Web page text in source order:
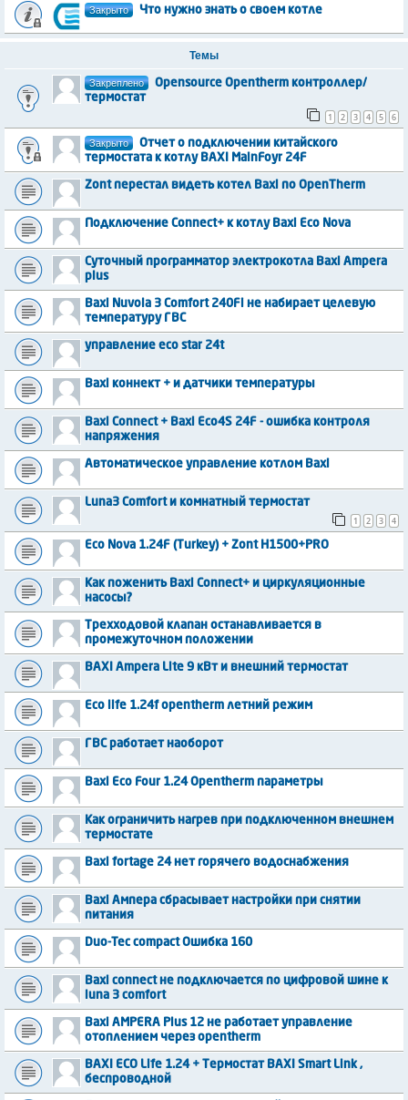
Закрыто Что нужно знать о своем котле
Темы
Закреплено
Opensource Opentherm контроллер/
термостат
1
2 3 4 5 6
Закрыто
Отчет о подключении китайского
термостата к котлу BAXI MainFoyr 24F
Zont перестал видеть котел Baxi по OpenTherm
Подключение Connect+ к котлу Baxi Eco Nova
Суточный программатор электрокотла Baxi Ampera
plus
Baxi Nuvola 3 Comfort 240Fi не набирает целевую
температуру ГВС
управление eco star 24t
Baxi коннект + и датчики температуры
Baxi Connect + Baxi Eco4S 24F - ошибка контроля
напряжения
Автоматическое управление котлом Baxi
Luna3 Comfort и комнатный термостат
1
2 3 4
Eco Nova 1.24F (Turkey) + Zont H1500+PRO
Как поженить Baxi Connect+ и циркуляционные
насосы?
Трехходовой клапан останавливается в
промежуточном положении
BAXI Ampera Lite 9 кВт и внешний термостат
Eco life 1.24f opentherm летний режим
ГВС работает наоборот
Baxi Eco Four 1.24 Opentherm параметры
Как ограничить нагрев при подключенном внешнем
термостате
Baxi fortage 24 нет горячего водоснабжения
Baxi Ампера сбрасывает настройки при снятии
питания
Duo-Tec compact Ошибка 160
Baxi connect не подключается по цифровой шине к
luna 3 comfort
Baxi AMPERA Plus 12 не работает управление
отоплением через opentherm
BAXI ECO Life 1.24 + Термостат BAXI Smart Link ,
беспроводной